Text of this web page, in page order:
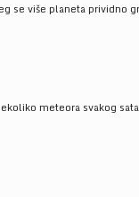
se više planeta
meteora svakog